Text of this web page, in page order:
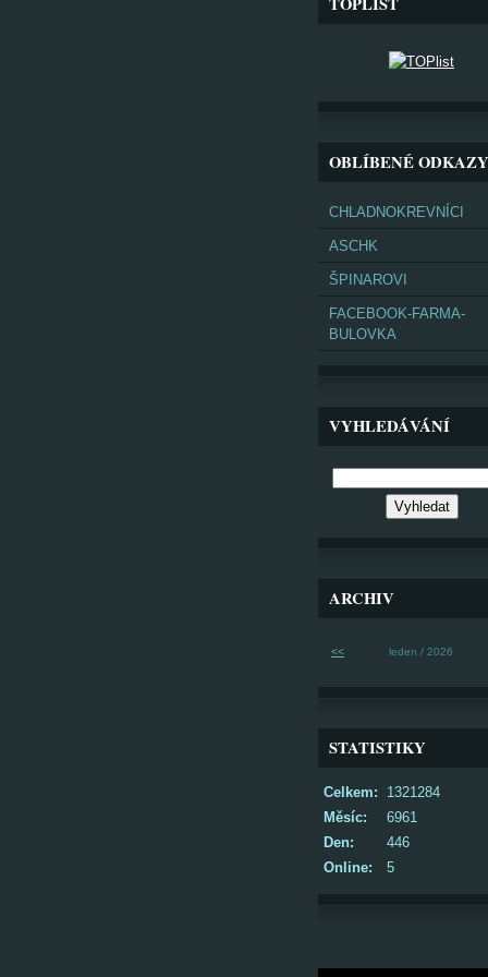
OBLÍBENÉ ODKAZY
CHLADNOKREVNÍCI
ASCHK
ŠPINAROVI
FACEBOOK-FARMA-
BULOVKA
VYHLEDÁVÁNÍ
ARCHIV
<< leden / 2026
STATISTIKY
Online: 5
Celkem:
1321284
Měsíc:
6961
Den:
446